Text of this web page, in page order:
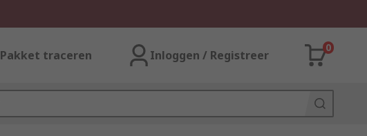
Pakket traceren Inloggen / Registreer
0